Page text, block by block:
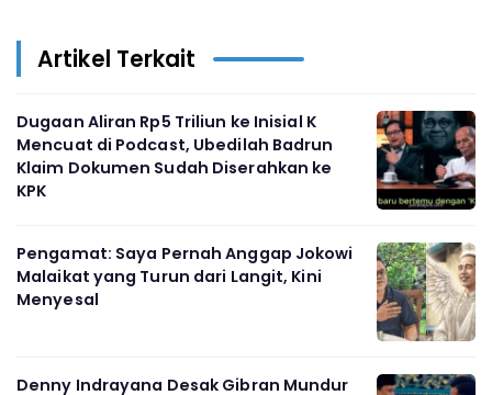
Artikel Terkait
Dugaan Aliran Rp5 Triliun ke Inisial K
Mencuat di Podcast, Ubedilah Badrun
Klaim Dokumen Sudah Diserahkan ke
KPK
Pengamat: Saya Pernah Anggap Jokowi
Malaikat yang Turun dari Langit, Kini
Menyesal
Denny Indrayana Desak Gibran Mundur